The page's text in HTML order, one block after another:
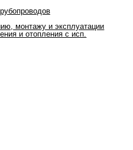
монтажу и эксплуатации
и отопления с исп.